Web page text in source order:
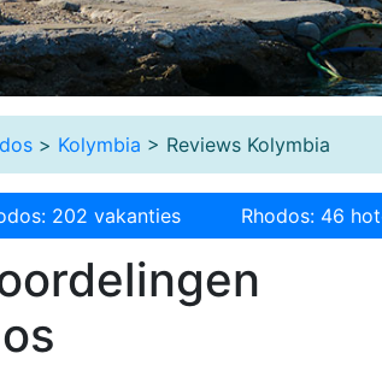
> Kolymbia > Reviews Kolymbia
202 vakanties Rhodos: 46